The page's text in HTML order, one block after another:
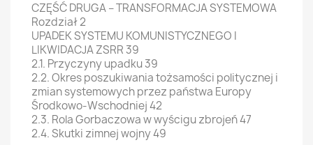
CZĘŚĆ DRUGA – TRANSFORMACJA SYSTEMOWA
Rozdział 2
UPADEK SYSTEMU KOMUNISTYCZNEGO I
LIKWIDACJA ZSRR 39
2.1. Przyczyny upadku 39
2.2. Okres poszukiwania tożsamości politycznej i
zmian systemowych przez państwa Europy
Środkowo-Wschodniej 42
2.3. Rola Gorbaczowa w wyścigu zbrojeń 47
2.4. Skutki zimnej wojny 49